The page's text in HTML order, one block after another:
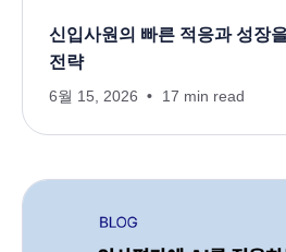
신입사원의 빠른 적응과 성장
전략
6월 15, 2026 17 min read